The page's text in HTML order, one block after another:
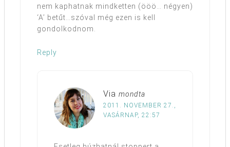
nem kaphatnak mindketten (ööö… négyen)
‘A’ betűt…szóval még ezen is kell
gondolkodnom.
Reply
Via mondta
2011. NOVEMBER 27.,
VASÁRNAP, 22:57